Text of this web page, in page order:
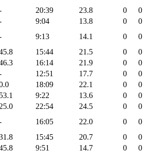
20:39 23.8 0
0
9:04 13.8 0
0
9:13 14.1 0
0
15:44 21.5 0
0
16:14 21.9 0
0
12:51 17.7 0
0
18:09 22.1 0
0
53.1 9:22 13.6 0
0
25.0 22:54 24.5 0
0
16:05 22.0 0
0
15:45 20.7 0
0
9:51 14.7 0
0